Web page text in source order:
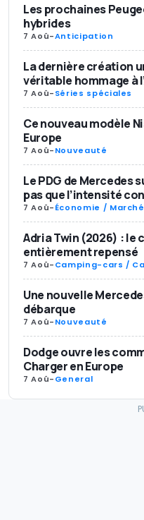
Les prochaines
hybrides
7 Aoû-Anticipation
La dernière création
véritable hommage à
7 Aoû-Séries spéciales
Ce nouveau modèle
Europe
7 Aoû-Nouveauté
Le PDG de Mercedes
pas que l’intensité
7 Aoû-Économie / Marché
Adria Twin (2026) : le
entièrement repensé
7 Aoû-Camping-cars /
Une nouvelle
débarque
7 Aoû-Nouveauté
Dodge ouvre les
Charger en Europe
7 Aoû-General